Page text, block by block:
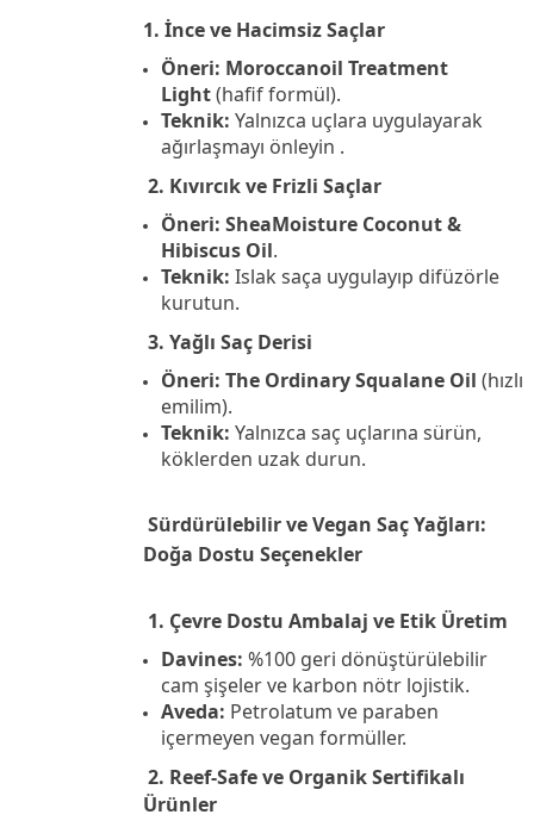
1. İnce ve Hacimsiz Saçlar
Öneri: Moroccanoil Treatment
Light(hafif formül).
Teknik: Yalnızca uçlara uygulayarak
ağırlaşmayı önleyin .
2. Kıvırcık ve Frizli Saçlar
Öneri: SheaMoisture Coconut &
Hibiscus Oil.
Teknik: Islak saça uygulayıp difüzörle
kurutun.
3. Yağlı Saç Derisi
Öneri: The Ordinary Squalane Oil (hızlı
emilim).
Teknik: Yalnızca saç uçlarına sürün,
köklerden uzak durun.
Sürdürülebilir ve Vegan Saç Yağları:
Doğa Dostu Seçenekler
1. Çevre Dostu Ambalaj ve Etik Üretim
Davines: %100 geri dönüştürülebilir
cam şişeler ve karbon nötr lojistik.
Aveda: Petrolatum ve paraben
içermeyen vegan formüller.
2. Reef-Safe ve Organik Sertifikalı
Ürünler